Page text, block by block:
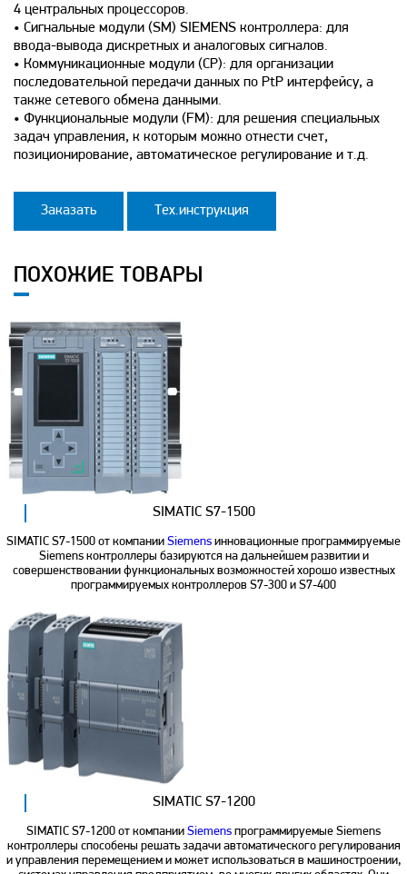
4 центральных процессоров.
• Сигнальные модули (SM) SIEMENS контроллера: для
ввода-вывода дискретных и аналоговых сигналов.
• Коммуникационные модули (CP): для организации
последовательной передачи данных по PtP интерфейсу, а
также сетевого обмена данными.
• Функциональные модули (FM): для решения специальных
задач управления, к которым можно отнести счет,
позиционирование, автоматическое регулирование и т.д.
Заказать Тех.инструкция
ПОХОЖИЕ ТОВАРЫ
SIMATIC S7-1500
SIMATIC S7-1500 от компании Siemens инновационные программируемые
Siemens контроллеры базируются на дальнейшем развитии и
совершенствовании функциональных возможностей хорошо известных
программируемых контроллеров S7-300 и S7-400
SIMATIC S7-1200
SIMATIC S7-1200 от компании Siemens программируемые Siemens
контроллеры способены решать задачи автоматического регулирования
и управления перемещением и может использоваться в машиностроении,